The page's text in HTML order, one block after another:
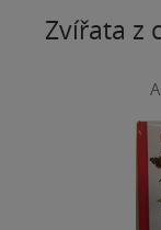
Zvířata z